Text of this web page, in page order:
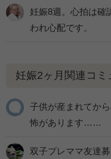
妊娠8週。心拍は確
われ心配です。
妊娠2ヶ月関連コミ
子供が産まれてか
怖があります……
双子プレママ友達